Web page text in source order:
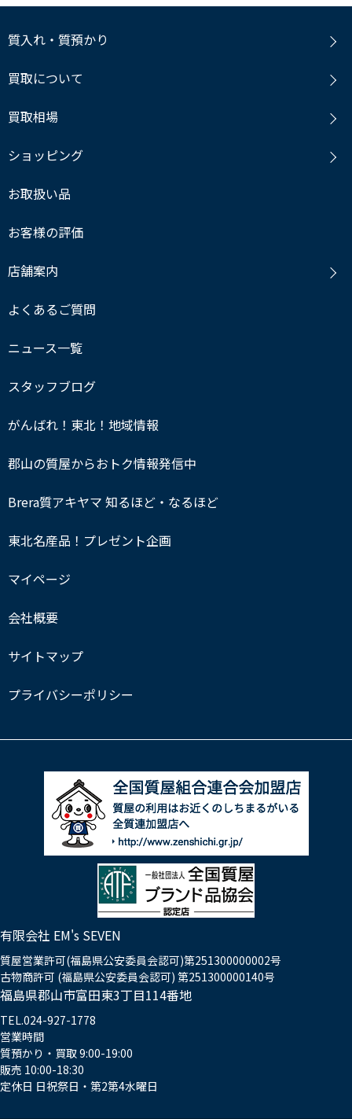
質入れ・質預かり
買取について
買取相場
ショッピング
お取扱い品
お客様の評価
店舗案内
よくあるご質問
ニュース一覧
スタッフブログ
がんばれ！東北！地域情報
郡山の質屋からおトク情報発信中
Brera質アキヤマ 知るほど・なるほど
東北名産品！プレゼント企画
マイページ
会社概要
サイトマップ
プライバシーポリシー
有限会社 EM's SEVEN
質屋営業許可(福島県公安委員会認可)第251300000002号
古物商許可 (福島県公安委員会認可) 第251300000140号
福島県郡山市富田東3丁目114番地
TEL.024-927-1778
営業時間
質預かり・買取 9:00-19:00
販売 10:00-18:30
定休日 日祝祭日・第2第4水曜日